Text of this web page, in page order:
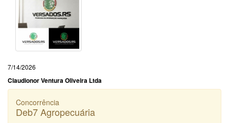
7/14/2026
Claudionor Ventura Oliveira Ltda
Concorrência
Deb7 Agropecuária